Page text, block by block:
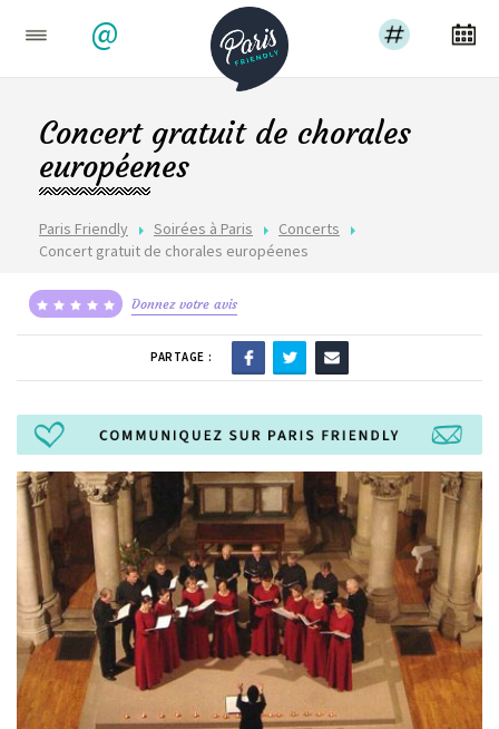
@
Paris Friendly Soirées à Paris
Concerts
Concert gratuit de chorales européenes
Concert gratuit de chorales
européenes
Donnez votre avis
PARTAGE :